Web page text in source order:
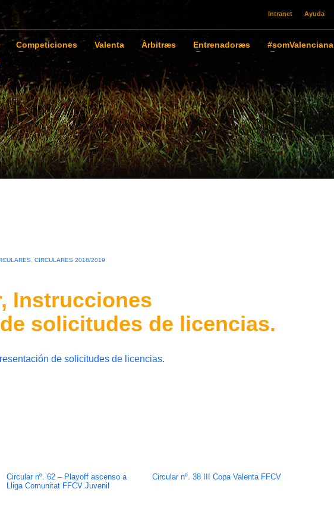
Intranet Ayuda
Competiciones Valenta Àrbitræs Entrenadoræs #somValenciana
, CIRCULARES 2018/2019
Instrucciones
solicitudes de licencias.
de solicitudes de licencias.
Circular nº. 62 – Playoff ascenso a
Lliga Comunitat FFCV Juvenil
Circular nº. 38 III Copa Valenta FFCV